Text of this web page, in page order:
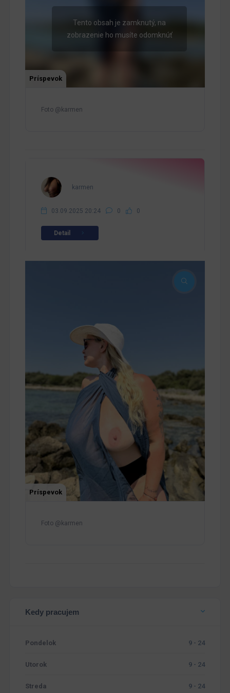
Tento obsah je zamknutý, na
zobrazenie ho musíte odomknúť
Príspevok
Foto @karmen
karmen
03.09.2025 20:24 0 0
Detail
Príspevok
Foto @karmen
Kedy pracujem
Pondelok 9 - 24
Utorok 9 - 24
Streda 9 - 24